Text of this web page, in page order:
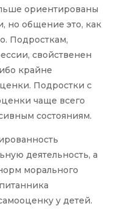
ориентированы
общение это, как
Подросткам,
свойственен
крайне
Подростки с
чаще всего
состояниям.
деятельность, а
морального
у детей.